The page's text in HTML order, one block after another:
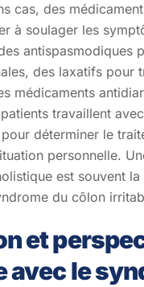
cas, des
à soulager les
antispasmodiques
des laxatifs pour
médicaments
travaillent
pour déterminer le
personnelle.
est souvent
du côlon
et
avec le